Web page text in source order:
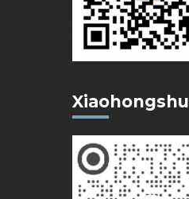
Xiaohongshu